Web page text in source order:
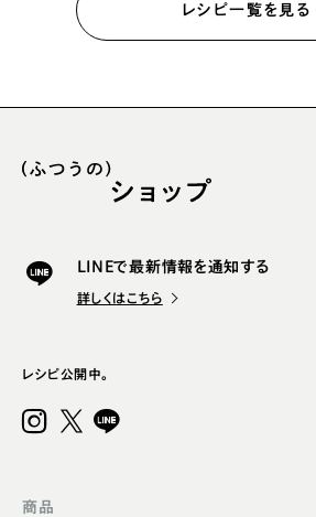
レシピ一覧を見る
LINEで最新情報を通知する
詳しくはこちら
レシピ公開中。
商品